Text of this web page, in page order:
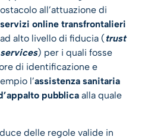
ostacolo all’attuazione di
servizi online transfrontalieri
ad alto livello di fiducia ( trust
services) per i quali fosse
di identificazione e
l’assistenza sanitaria
pubblica alla quale
delle regole valide in